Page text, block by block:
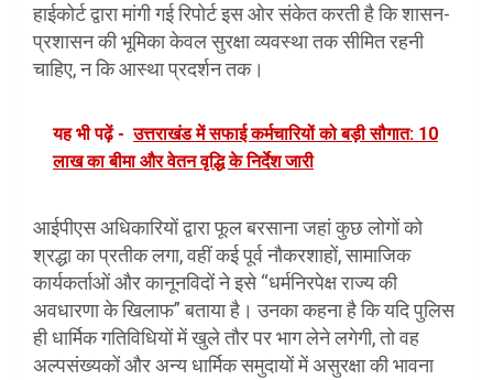
हाईकोर्ट द्वारा मांगी गई रिपोर्ट इस ओर संकेत करती है कि शासन-
प्रशासन की भूमिका केवल सुरक्षा व्यवस्था तक सीमित रहनी
चाहिए, न कि आस्था प्रदर्शन तक।
यह भी पढ़ें - उत्तराखंड में सफाई कर्मचारियों को बड़ी सौगात: 10
लाख का बीमा और वेतन वृद्धि के निर्देश जारी
आईपीएस अधिकारियों द्वारा फूल बरसाना जहां कुछ लोगों को
श्रद्धा का प्रतीक लगा, वहीं कई पूर्व नौकरशाहों, सामाजिक
कार्यकर्ताओं और कानूनविदों ने इसे “धर्मनिरपेक्ष राज्य की
अवधारणा के खिलाफ” बताया है। उनका कहना है कि यदि पुलिस
ही धार्मिक गतिविधियों में खुले तौर पर भाग लेने लगेगी, तो वह
अल्पसंख्यकों और अन्य धार्मिक समुदायों में असुरक्षा की भावना